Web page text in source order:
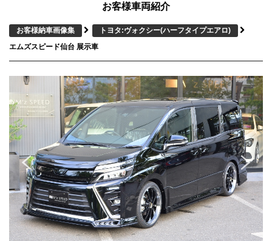
お客様車両紹介
お客様納車画像集 トヨタ:ヴォクシー(ハーフタイプエアロ)
エムズスピード仙台 展示車